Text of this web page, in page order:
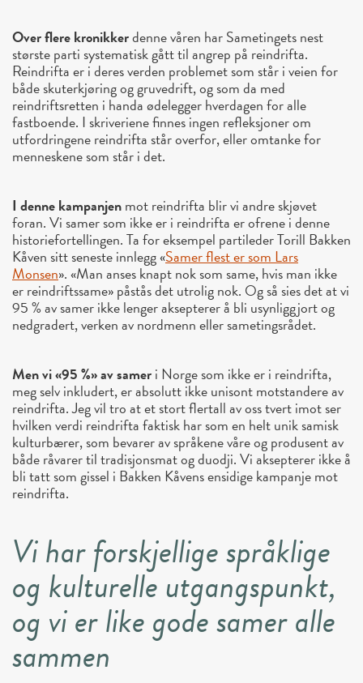
Over flere kronikkerdenne våren har Sametingets nest
største parti systematisk gått til angrep på reindrifta.
Reindrifta er i deres verden problemet som står i veien for
både skuterkjøring og gruvedrift, og som da med
reindriftsretten i handa ødelegger hverdagen for alle
fastboende. I skriveriene finnes ingen refleksjoner om
utfordringene reindrifta står overfor, eller omtanke for
menneskene som står i det.
I denne kampanjenmot reindrifta blir vi andre skjøvet
foran. Vi samer som ikke er i reindrifta er ofrene i denne
historiefortellingen. Ta for eksempel partileder Torill Bakken
Kåven sitt seneste innlegg «Samer flest er som Lars
Monsen». «Man anses knapt nok som same, hvis man ikke
er reindriftssame» påstås det utrolig nok. Og så sies det at vi
95 % av samer ikke lenger aksepterer å bli usynliggjort og
nedgradert, verken av nordmenn eller sametingsrådet.
Men vi «95 %» av sameri Norge som ikke er i reindrifta,
meg selv inkludert, er absolutt ikke unisont motstandere av
reindrifta. Jeg vil tro at et stort flertall av oss tvert imot ser
hvilken verdi reindrifta faktisk har som en helt unik samisk
kulturbærer, som bevarer av språkene våre og produsent av
både råvarer til tradisjonsmat og duodji. Vi aksepterer ikke å
bli tatt som gissel i Bakken Kåvens ensidige kampanje mot
reindrifta.
Vi har forskjellige språklige
og kulturelle utgangspunkt,
og vi er like gode samer alle
sammen